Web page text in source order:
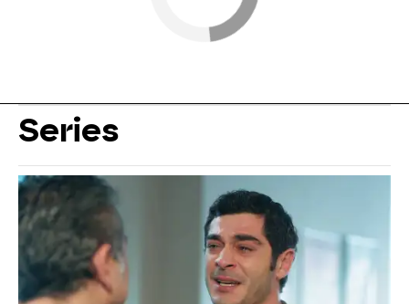
Series